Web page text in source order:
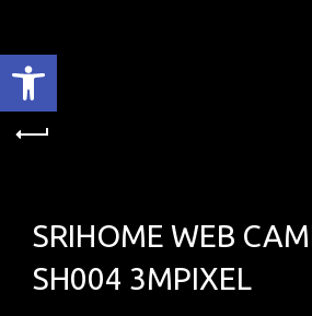
Ανοίξτε τη γραμμή εργαλείων
SRIHOME WEB
SH004 3MPIXEL